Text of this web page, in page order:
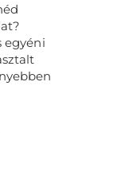
egyéni